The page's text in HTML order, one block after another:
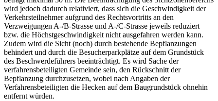
wird jedoch dadurch relativiert, dass sich die Geschwindigkeit der
Verkehrsteilnehmer aufgrund des Rechtsvortritts an den
Verzweigungen A-/B-Strasse und A-/C-Strasse jeweils reduziert
bzw. die Höchstgeschwindigkeit nicht ausgefahren werden kann.
Zudem wird die Sicht (noch) durch bestehende Bepflanzungen
behindert und durch die Besucherparkplätze auf dem Grundstück
des Beschwerdeführers beeinträchtigt. Es wird Sache der
verfahrensbeteiligten Gemeinde sein, den Rückschnitt der
Bepflanzung durchzusetzen, wobei nach Angaben der
Verfahrensbeteiligten die Hecken auf dem Baugrundstück ohnehin
entfernt würden.